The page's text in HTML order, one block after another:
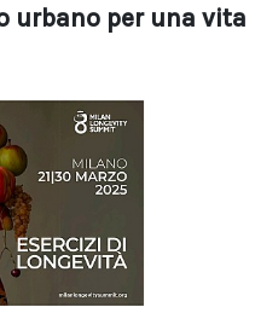
urbano per una vita